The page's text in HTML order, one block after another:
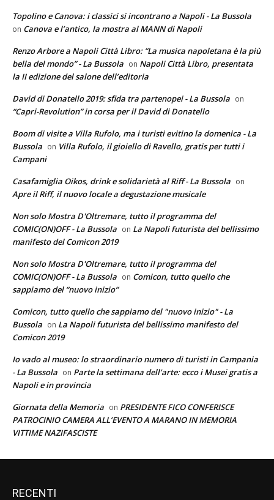
Topolino e Canova: i classici si incontrano a Napoli - La Bussola
on Canova e l’antico, la mostra al MANN di Napoli
Renzo Arbore a Napoli Città Libro: “La musica napoletana è la più
bella del mondo” - La Bussola on Napoli Città Libro, presentata
la II edizione del salone dell’editoria
David di Donatello 2019: sfida tra partenopei - La Bussola on
“Capri-Revolution” in corsa per il David di Donatello
Boom di visite a Villa Rufolo, ma i turisti evitino la domenica - La
Bussola on Villa Rufolo, il gioiello di Ravello, gratis per tutti i
Campani
Casafamiglia Oikos, drink e solidarietà al Riff - La Bussola on
Apre il Riff, il nuovo locale a degustazione musicale
Non solo Mostra D'Oltremare, tutto il programma del
COMIC(ON)OFF - La Bussola on La Napoli futurista del bellissimo
manifesto del Comicon 2019
Non solo Mostra D'Oltremare, tutto il programma del
COMIC(ON)OFF - La Bussola on Comicon, tutto quello che
sappiamo del “nuovo inizio”
Comicon, tutto quello che sappiamo del "nuovo inizio" - La
Bussola on La Napoli futurista del bellissimo manifesto del
Comicon 2019
Io vado al museo: lo straordinario numero di turisti in Campania
- La Bussola on Parte la settimana dell’arte: ecco i Musei gratis a
Napoli e in provincia
Giornata della Memoria on PRESIDENTE FICO CONFERISCE
PATROCINIO CAMERA ALL’EVENTO A MARANO IN MEMORIA
VITTIME NAZIFASCISTE
RECENTI